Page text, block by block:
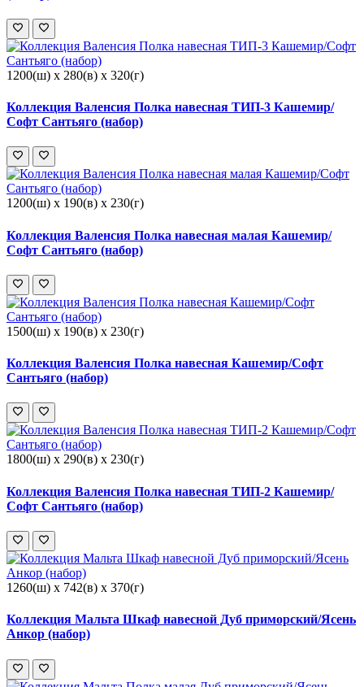
1200(ш) x 280(в) x 320(г)
Коллекция Валенсия Полка навесная ТИП-3 Кашемир/
Софт Сантьяго (набор)
1200(ш) x 190(в) x 230(г)
Коллекция Валенсия Полка навесная малая Кашемир/
Софт Сантьяго (набор)
1500(ш) x 190(в) x 230(г)
Коллекция Валенсия Полка навесная Кашемир/Софт
Сантьяго (набор)
1800(ш) x 290(в) x 230(г)
Коллекция Валенсия Полка навесная ТИП-2 Кашемир/
Софт Сантьяго (набор)
1260(ш) x 742(в) x 370(г)
Коллекция Мальта Шкаф навесной Дуб приморский/Ясень
Анкор (набор)